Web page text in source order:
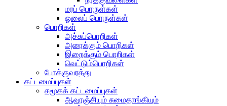
மரப் பொருள்கள்
ஓலைப் பொருள்கள்
பொறிகள்
அச்சுப்பொறிகள்
அரைக்கும் பொறிகள்
இறைக்கும் பொறிகள்
வெட்டும்பொறிகள்
போக்குவரத்து
கட்டமைப்புகள்
சமூகக் கட்டமைப்புகள்
ஆவுரஞ்சியும் சுமைதாங்கியும்